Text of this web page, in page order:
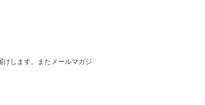
けします。またメールマガジ